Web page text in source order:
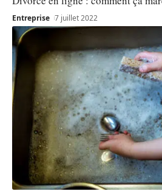
Entreprise 7 juillet 2022